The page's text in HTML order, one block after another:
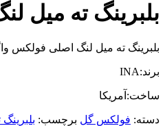
بلبرینگ ته میل
بلبرینگ ته میل لنگ اصلی فولکس
برند:INA
ساخت:آمریکا
دسته: فولکس گل برچسب: